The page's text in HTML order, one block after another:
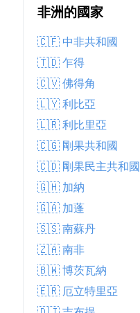
非洲的國家
🇨🇫 中非共和國
🇹🇩 乍得
🇨🇻 佛得角
🇱🇾 利比亞
🇱🇷 利比里亞
🇨🇬 剛果共和國
🇨🇩 剛果民主共和國
🇬🇭 加納
🇬🇦 加蓬
🇸🇸 南蘇丹
🇿🇦 南非
🇧🇼 博茨瓦納
🇪🇷 厄立特里亞